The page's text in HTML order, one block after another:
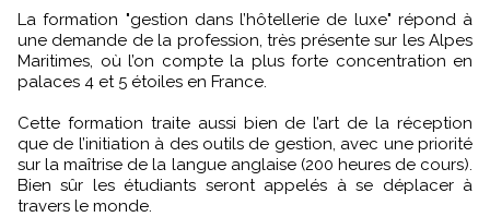
La formation "gestion dans l’hôtellerie de luxe" répond à
une demande de la profession, très présente sur les Alpes
Maritimes, où l’on compte la plus forte concentration en
palaces 4 et 5 étoiles en France.
Cette formation traite aussi bien de l’art de la réception
que de l’initiation à des outils de gestion, avec une priorité
sur la maîtrise de la langue anglaise (200 heures de cours).
Bien sûr les étudiants seront appelés à se déplacer à
travers le monde.